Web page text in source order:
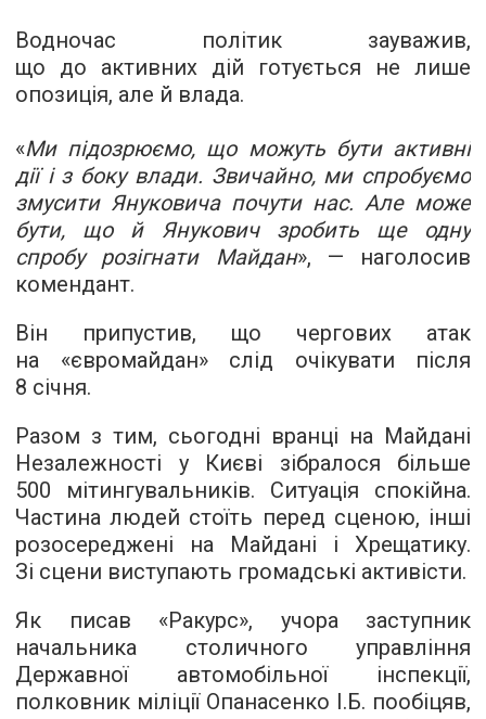
Водночас політик зауважив,
що до активних дій готується не лише
опозиція, але й влада.
«Ми підозрюємо, що можуть бути активні
дії і з боку влади. Звичайно, ми спробуємо
змусити Януковича почути нас. Але може
бути, що й Янукович зробить ще одну
спробу розігнати Майдан», — наголосив
комендант.
Він припустив, що чергових атак
на «євромайдан» слід очікувати після
8 січня.
Разом з тим, сьогодні вранці на Майдані
Незалежності у Києві зібралося більше
500 мітингувальників. Ситуація спокійна.
Частина людей стоїть перед сценою, інші
розосереджені на Майдані і Хрещатику.
Зі сцени виступають громадські активісти.
Як писав «Ракурс», учора заступник
начальника столичного управління
Державної автомобільної інспекції,
полковник міліції Опанасенко І.Б. пообіцяв,